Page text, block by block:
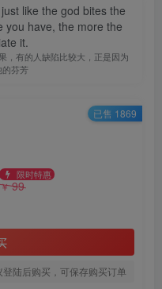
like the god bites the
you have, the more the
it.
，有的人缺陷比较大，正是因为
的芬芳
限时特惠
￥99
陆后购买，可保存购买订单
已售 1869